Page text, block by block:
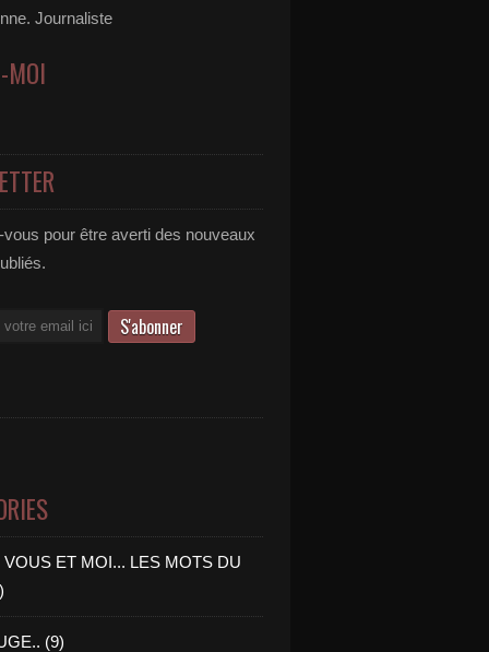
Journaliste
MOI
pour être averti des nouveaux
VOUS ET MOI... LES MOTS DU
(9)